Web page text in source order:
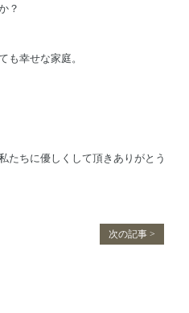
？
も幸せな家庭。
たちに優しくして頂きありがとう
次の記事 >